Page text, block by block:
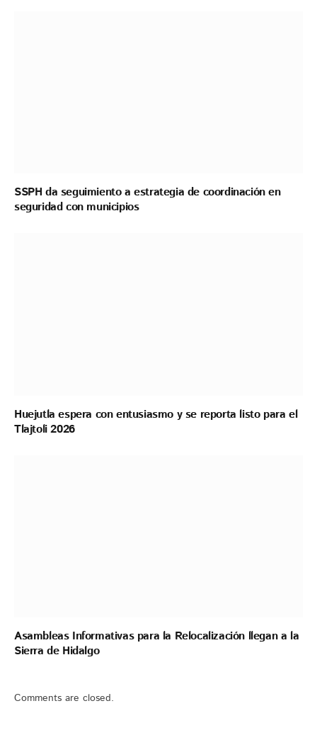
SSPH da seguimiento a estrategia de coordinación en
seguridad con municipios
Huejutla espera con entusiasmo y se reporta listo para el
Tlajtoli 2026
Asambleas Informativas para la Relocalización llegan a la
Sierra de Hidalgo
Comments are closed.